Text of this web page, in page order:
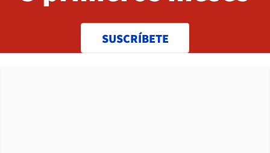
SUSCRÍBETE